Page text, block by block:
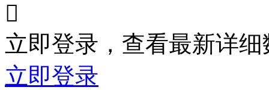

立即登录，查看最新详细
立即登录